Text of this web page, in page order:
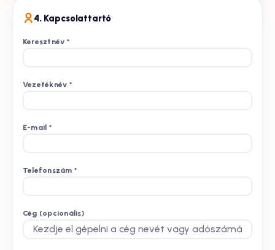
4. Kapcsolattartó
Keresztnév *
Vezetéknév *
E-mail *
Telefonszám *
Cég (opcionális)